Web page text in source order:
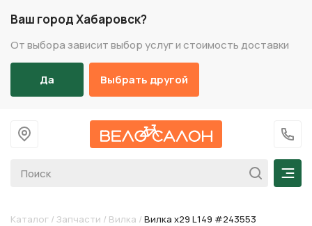
Ваш город Хабаровск?
От выбора зависит выбор услуг и стоимость доставки
Да Выбрать другой
На главную
+7
Каталог / Запчасти / Вилка / Вилка х29 L149 #243553